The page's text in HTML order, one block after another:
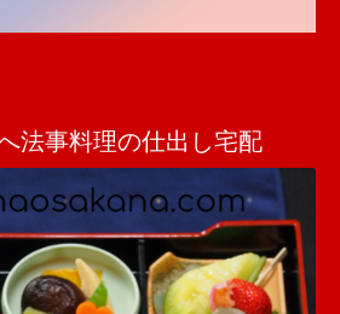
法事料理の仕出し宅配